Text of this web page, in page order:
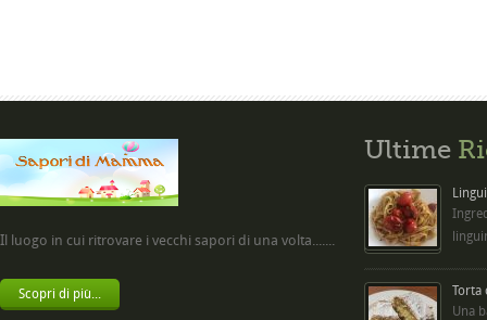
Il luogo in cui ritrovare i vecchi sapori di una volta.......
Scopri di più...
Ultime
Torta
Una